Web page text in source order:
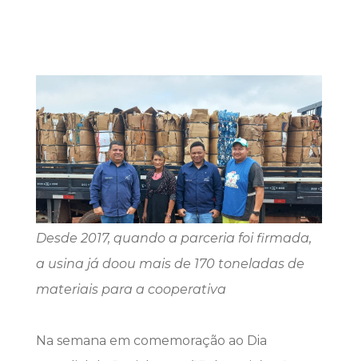
Desde 2017, quando a parceria foi firmada,
a usina já doou mais de 170 toneladas de
materiais para a cooperativa
Na semana em comemoração ao Dia